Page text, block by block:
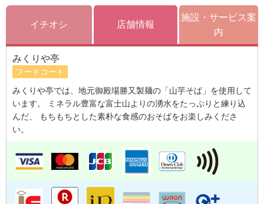
イチオシ 店舗情報
施設・サービス案
内
みくりや亭
フードコート
みくりや亭では、地元御殿場勝又製麺の「山芋そば」を使用して
います。 ミネラル豊富な富士山よりの湧水をたっぷりと練り込
んだ、 もちもちとした素朴な食感のおそばをお楽しみくださ
い。